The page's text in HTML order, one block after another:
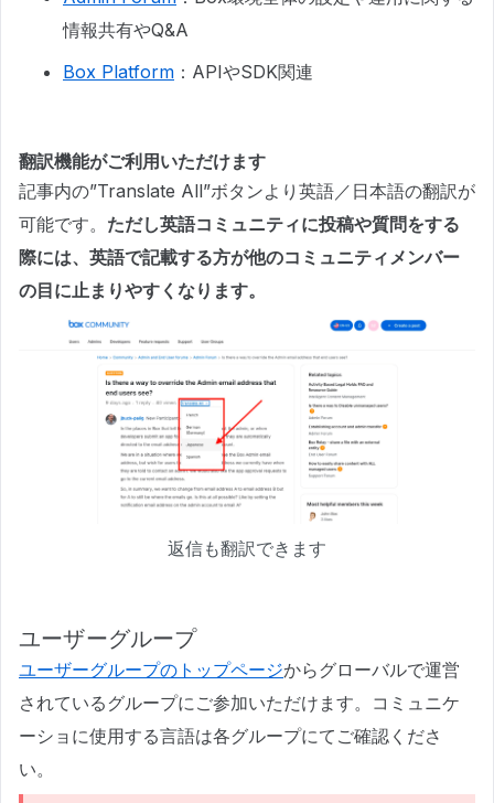
情報共有やQ&A
Box Platform ：APIやSDK関連
翻訳機能がご利用いただけます
記事内の”Translate All”ボタンより英語／日本語の翻訳が
可能です。 ただし英語コミュニティに投稿や質問をする
際には、英語で記載する方が他のコミュニティメンバー
の目に止まりやすくなります。
返信も翻訳できます
ユーザーグループ
ユーザーグループのトップページからグローバルで運営
されているグループにご参加いただけます。コミュニケ
ーショに使用する言語は各グループにてご確認くださ
い。